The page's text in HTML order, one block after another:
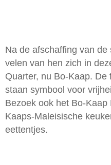
Na de afschaffing van
velen van hen zich in
Quarter, nu Bo-Kaap.
staan symbool voor
Bezoek ook het Bo-
Kaaps-Maleisische
eettentjes.